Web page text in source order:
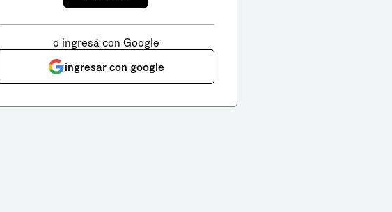
o ingresá con Google
ingresar con google